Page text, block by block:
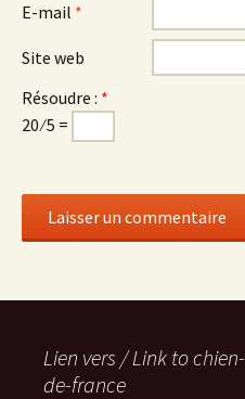
E-mail *
Site web
Résoudre : *
20 ⁄ 5 =
Lien vers / Link to chien-
de-france